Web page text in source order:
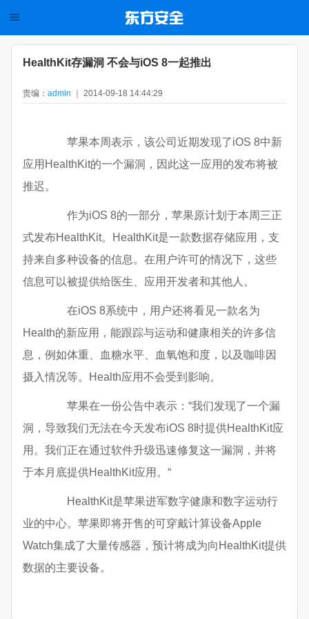
HealthKit存漏洞 不会与iOS 8一起推出
责编： admin ｜ 2014-09-18 14:44:29
苹果本周表示，该公司近期发现了iOS 8中新
应用HealthKit的一个漏洞，因此这一应用的发布将被
推迟。
作为iOS 8的一部分，苹果原计划于本周三正
式发布HealthKit。HealthKit是一款数据存储应用，支
持来自多种设备的信息。在用户许可的情况下，这些
信息可以被提供给医生、应用开发者和其他人。
在iOS 8系统中，用户还将看见一款名为
Health的新应用，能跟踪与运动和健康相关的许多信
息，例如体重、血糖水平、血氧饱和度，以及咖啡因
摄入情况等。Health应用不会受到影响。
苹果在一份公告中表示：“我们发现了一个漏
洞，导致我们无法在今天发布iOS 8时提供HealthKit应
用。我们正在通过软件升级迅速修复这一漏洞，并将
于本月底提供HealthKit应用。“
HealthKit是苹果进军数字健康和数字运动行
业的中心。苹果即将开售的可穿戴计算设备Apple
Watch集成了大量传感器，预计将成为向HealthKit提供
数据的主要设备。